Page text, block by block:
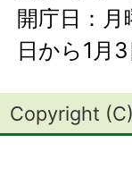
開庁日：
日から1月
Copyright